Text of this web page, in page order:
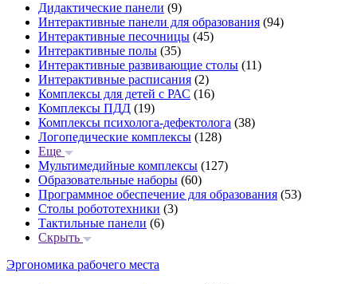
Дидактические панели (9)
Интерактивные панели для образования (94)
Интерактивные песочницы (45)
Интерактивные полы (35)
Интерактивные развивающие столы (11)
Интерактивные расписания (2)
Комплексы для детей с РАС (16)
Комплексы ПДД (19)
Комплексы психолога-дефектолога (38)
Логопедические комплексы (128)
Еще
Мультимедийные комплексы (127)
Образовательные наборы (60)
Программное обеспечение для образования (53)
Столы робототехники (3)
Тактильные панели (6)
Скрыть
Эргономика рабочего места